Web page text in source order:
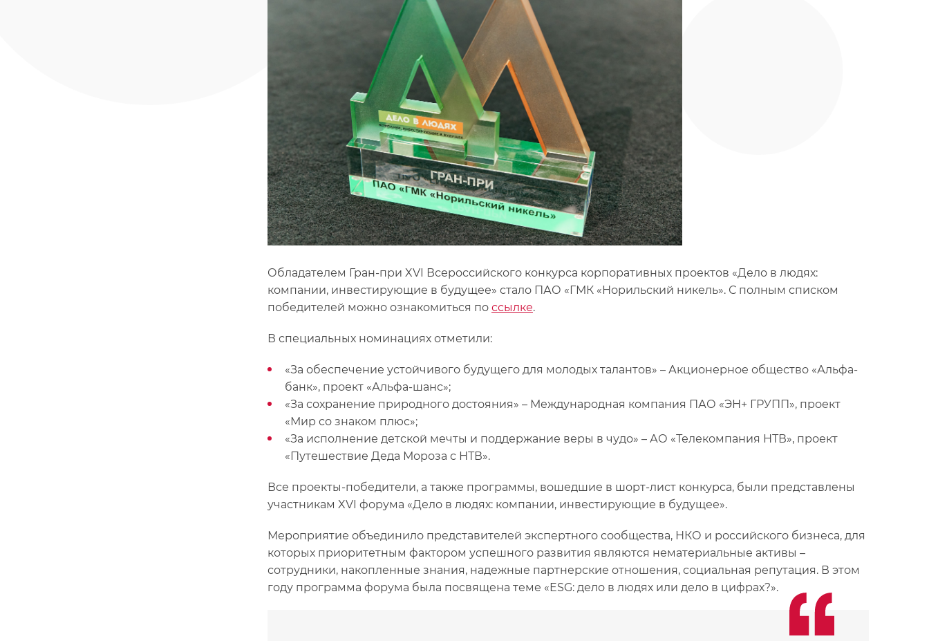
Обладателем Гран-при XVI Всероссийского конкурса корпоративных проектов «Дело в людях:
компании, инвестирующие в будущее» стало ПАО «ГМК «Норильский никель». С полным списком
победителей можно ознакомиться по ссылке.
В специальных номинациях отметили:
«За обеспечение устойчивого будущего для молодых талантов» – Акционерное общество «Альфа-
банк», проект «Альфа-шанс»;
«За сохранение природного достояния» – Международная компания ПАО «ЭН+ ГРУПП», проект
«Мир со знаком плюс»;
«За исполнение детской мечты и поддержание веры в чудо» – АО «Телекомпания НТВ», проект
«Путешествие Деда Мороза с НТВ».
Все проекты-победители, а также программы, вошедшие в шорт-лист конкурса, были представлены
участникам XVI форума «Дело в людях: компании, инвестирующие в будущее».
Мероприятие объединило представителей экспертного сообщества, НКО и российского бизнеса, для
которых приоритетным фактором успешного развития являются нематериальные активы –
сотрудники, накопленные знания, надежные партнерские отношения, социальная репутация. В этом
году программа форума была посвящена теме «ESG: дело в людях или дело в цифрах?».